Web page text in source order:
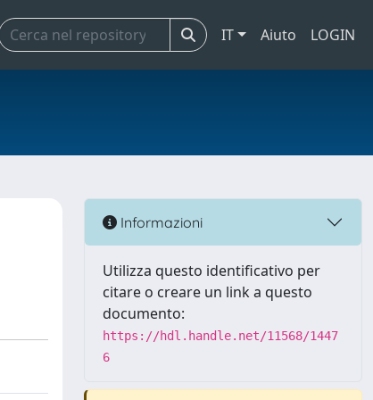
IT Aiuto LOGIN
Informazioni
Utilizza questo identificativo per
citare o creare un link a questo
documento:
https://hdl.handle.net/11568/1447
6